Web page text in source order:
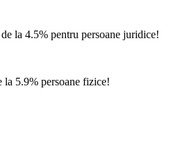
la 4.5% pentru persoane juridice!
la 5.9% persoane fizice!